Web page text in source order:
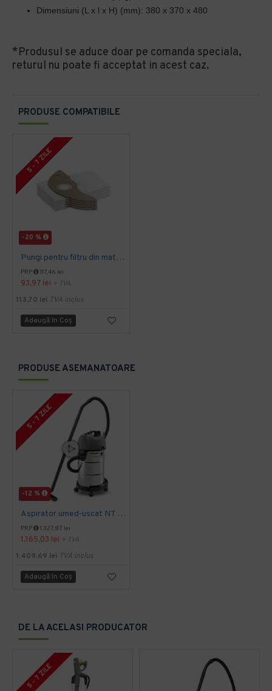
PRODUSE COMPATIBILE
-20 %
5 - 7 ZILE
Pungi pentru filtru din material textil, 5 Bucată, NT 22/1, Kärcher
PRP 117,46 lei
93,97 lei + TVA
113,70 lei TVA inclus
Adaugă în Coş
PRODUSE ASEMANATOARE
-12 %
5 - 7 ZILE
Aspirator umed-uscat NT 38/1 Me Classic Edition, Kärcher
PRP 1.327,87 lei
1.165,03 lei + TVA
1.409,69 lei TVA inclus
Adaugă în Coş
DE LA ACELASI PRODUCATOR
5 - 7 ZILE
Dimensiuni (L x l x H) (mm): 380 x 370 x 480
*Produsul se aduce doar pe comanda speciala,
returul nu poate fi acceptat in acest caz.